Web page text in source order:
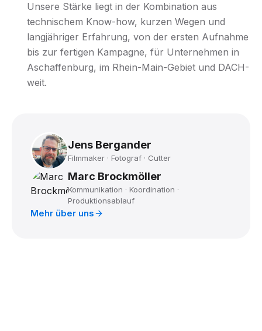
Unsere Stärke liegt in der Kombination aus
technischem Know-how, kurzen Wegen und
langjähriger Erfahrung, von der ersten Aufnahme
bis zur fertigen Kampagne, für Unternehmen in
Aschaffenburg, im Rhein-Main-Gebiet und DACH-
weit.
Jens Bergander
Filmmaker · Fotograf · Cutter
Marc Brockmöller
Kommunikation · Koordination ·
Produktionsablauf
Mehr über uns